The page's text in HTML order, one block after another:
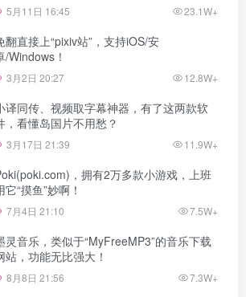
5月11日 16:45 23.1W+
翻直接上“pixiv站”，支持iOS/安
/Windows！
3月2日 20:27 12.8W+
译同传、视频取字幕神器，有了这两款软
，看懂岛国片不用愁？
3月17日 21:39 11.9W+
，拥有2万多款小游戏，上班
它“摸鱼”妙啊！
7月4日 21:10 7.5W+
灵音乐，类似于“MyFreeMP3”的音乐下载
站，功能无比强大！
8月8日 21:56 7.3W+